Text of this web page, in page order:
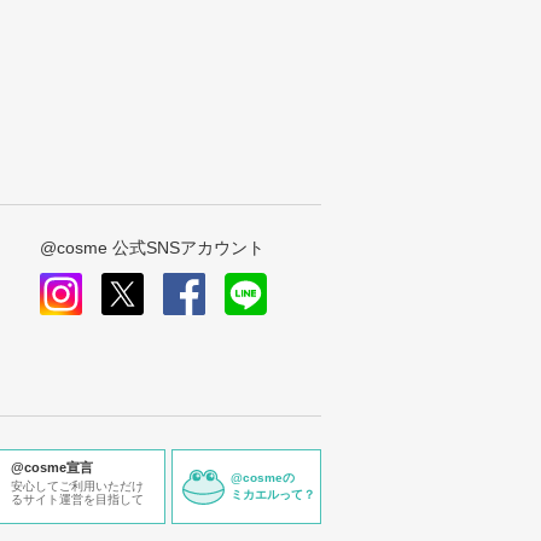
@cosme 公式SNSアカウント
@cosme宣言
安心してご利用いただけ
るサイト運営を目指して
@cosmeの
ミカエルって？